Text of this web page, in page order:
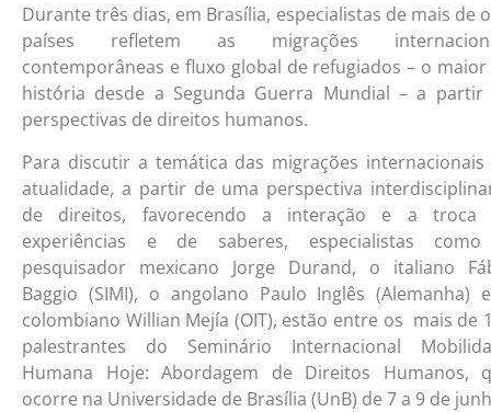
Durante três dias, em Brasília, especialistas de mais de
países refletem as migrações
contemporâneas e fluxo global de refugiados – o maior
história desde a Segunda Guerra Mundial – a partir
perspectivas de direitos humanos.
Para discutir a temática das migrações internacionais
atualidade, a partir de uma perspectiva
de direitos, favorecendo a interação e a troca
experiências e de saberes, especialistas
pesquisador mexicano Jorge Durand, o italiano
Baggio (SIMI), o angolano Paulo Inglês (Alemanha)
colombiano Willian Mejía (OIT), estão entre os mais de
palestrantes do Seminário Internacional
Humana Hoje: Abordagem de Direitos Humanos,
ocorre na Universidade de Brasília (UnB) de 7 a 9 de